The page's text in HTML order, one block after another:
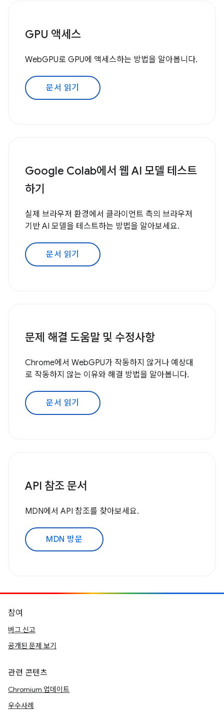
GPU 액세스
WebGPU로 GPU에 액세스하는 방법을 알아봅니다.
문서 읽기
Google Colab에서 웹 AI 모델 테스트
하기
실제 브라우저 환경에서 클라이언트 측의 브라우저
기반 AI 모델을 테스트하는 방법을 알아보세요.
문서 읽기
문제 해결 도움말 및 수정사항
Chrome에서 WebGPU가 작동하지 않거나 예상대
로 작동하지 않는 이유와 해결 방법을 알아봅니다.
문서 읽기
API 참조 문서
MDN에서 API 참조를 찾아보세요.
MDN 방문
참여
버그 신고
공개된 문제 보기
관련 콘텐츠
Chromium 업데이트
우수사례